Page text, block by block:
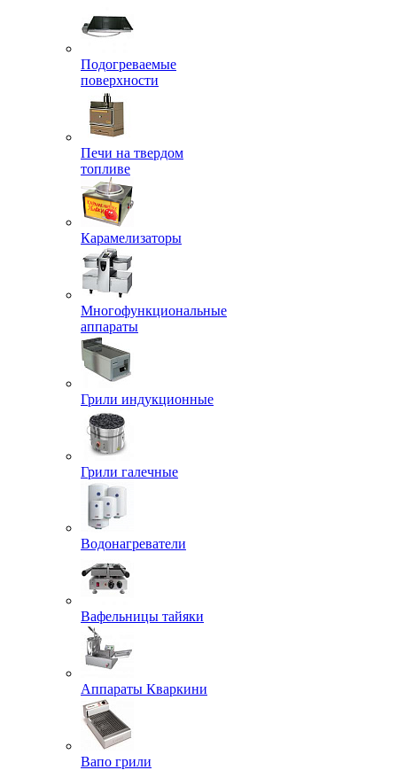
Подогреваемые
поверхности
Печи на твердом
топливе
Карамелизаторы
Многофункциональные
аппараты
Грили индукционные
Грили галечные
Водонагреватели
Вафельницы тайяки
Аппараты Кваркини
Вапо грили